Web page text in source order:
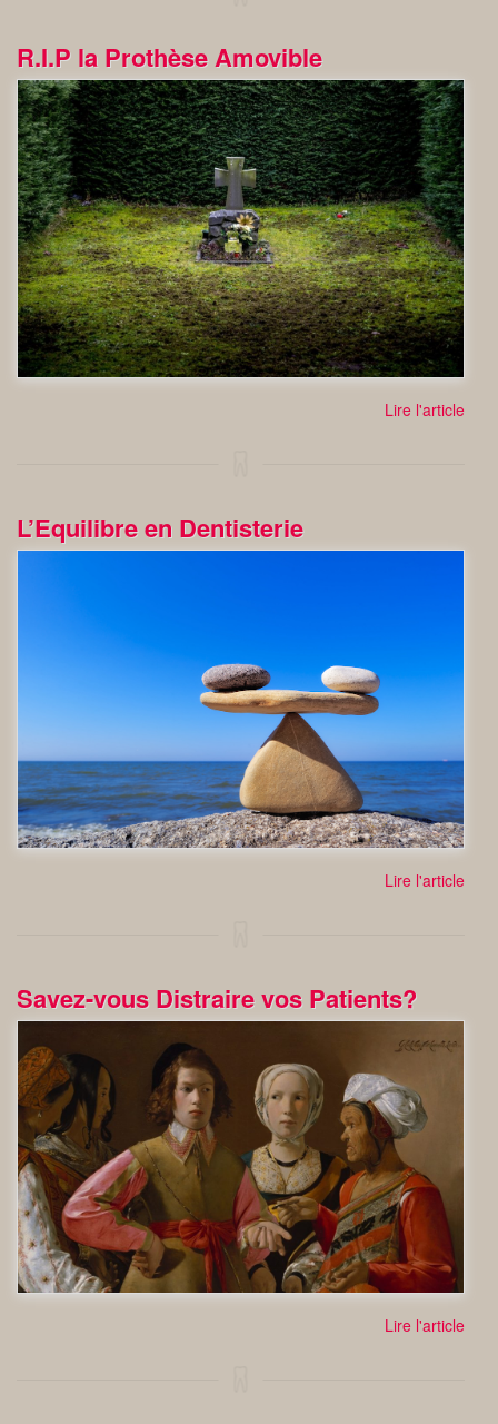
R.I.P la Prothèse Amovible
Lire l'article
L’Equilibre en Dentisterie
Lire l'article
Savez-vous Distraire vos Patients?
Lire l'article